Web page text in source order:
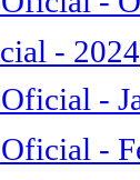
- 2024
-
-